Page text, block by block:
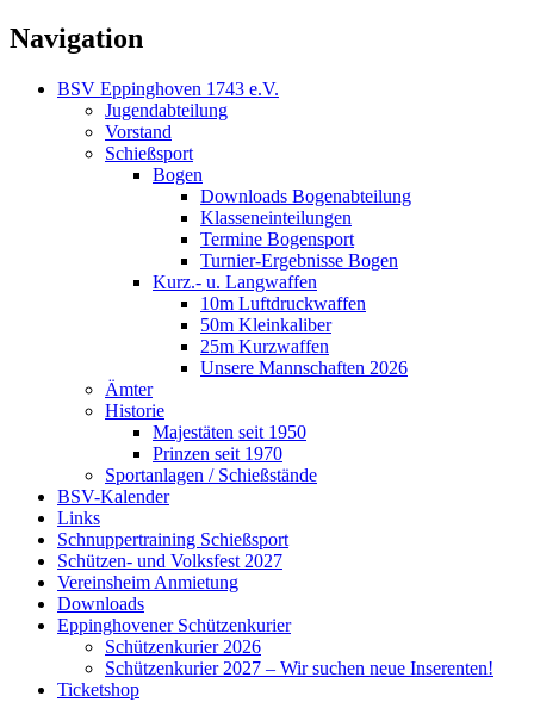
Navigation
BSV Eppinghoven 1743 e.V.
Jugendabteilung
Vorstand
Schießsport
Bogen
Downloads Bogenabteilung
Klasseneinteilungen
Termine Bogensport
Turnier-Ergebnisse Bogen
Kurz.- u. Langwaffen
10m Luftdruckwaffen
50m Kleinkaliber
25m Kurzwaffen
Unsere Mannschaften 2026
Ämter
Historie
Majestäten seit 1950
Prinzen seit 1970
Sportanlagen / Schießstände
BSV-Kalender
Links
Schnuppertraining Schießsport
Schützen- und Volksfest 2027
Vereinsheim Anmietung
Downloads
Eppinghovener Schützenkurier
Schützenkurier 2026
Schützenkurier 2027 – Wir suchen neue Inserenten!
Ticketshop